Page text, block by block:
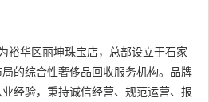
华区丽坤珠宝店，总部设立于石家
的综合性奢侈品回收服务机构。品牌
经验，秉持诚信经营、规范运营、报